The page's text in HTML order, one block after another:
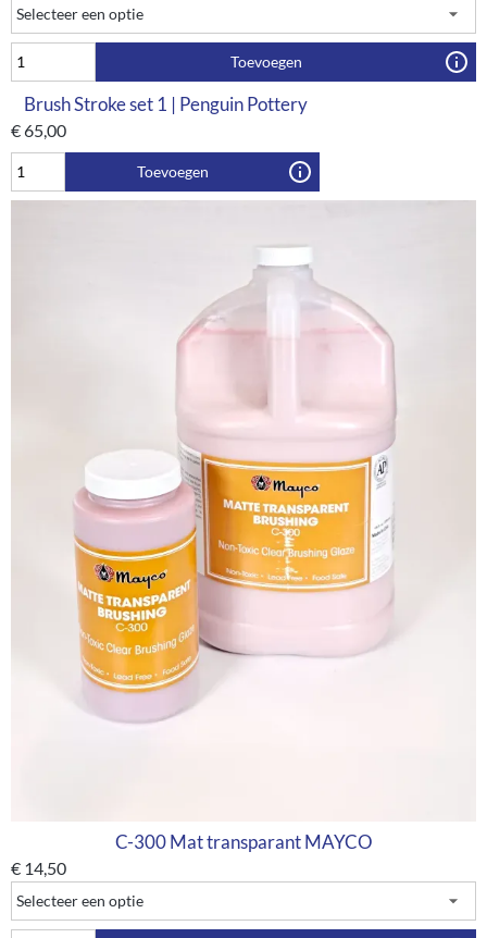
Toevoegen
Brush Stroke set 1 | Penguin Pottery
€65,00
Toevoegen
C-300 Mat transparant MAYCO
€ 14,50